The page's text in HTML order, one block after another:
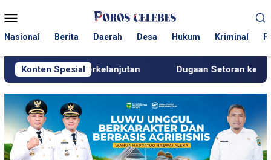
ke
Mobile
Nasional Berita Daerah Desa Hukum Kriminal
Konten Spesial
Berkelanjutan Dugaan Setoran ke Polisi, Kanit